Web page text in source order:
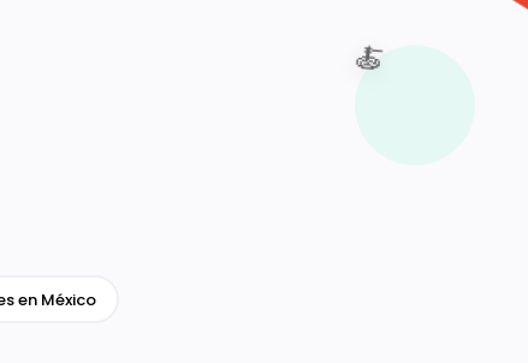
en México
🍝